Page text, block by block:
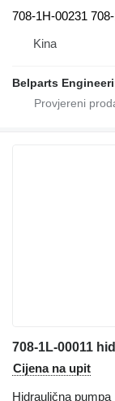
708-1H-00231
Kina
Belparts
Cijena na upit
Hidraulična pumpa